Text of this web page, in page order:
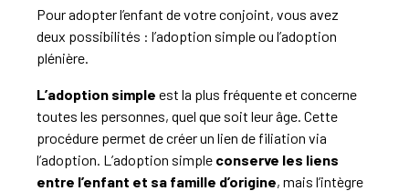
Pour adopter l’enfant de votre conjoint, vous avez
deux possibilités : l’adoption simple ou l’adoption
plénière.
L’adoption simple est la plus fréquente et concerne
toutes les personnes, quel que soit leur âge. Cette
procédure permet de créer un lien de filiation via
l’adoption. L’adoption simple conserve les liens
entre l’enfant et sa famille d’origine, mais l’intègre